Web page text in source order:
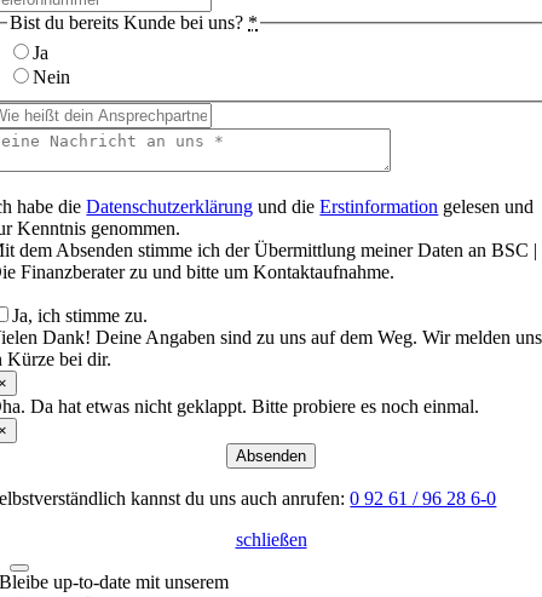
Bist du bereits Kunde bei uns? *
Ja
Nein
habe dieDatenschutzerklärung und dieErstinformation gelesen und
Kenntnis genommen.
dem Absenden stimme ich der Übermittlung meiner Daten an BSC |
Finanzberater zu und bitte um Kontaktaufnahme.
Ja, ich stimme zu.
Dank! Deine Angaben sind zu uns auf dem Weg. Wir melden uns
Kürze bei dir.
Da hat etwas nicht geklappt. Bitte probiere es noch einmal.
Absenden
kannst du uns auch anrufen:0 92 61 / 96 28 6-0
schließen
Bleibe up-to-date mit unserem